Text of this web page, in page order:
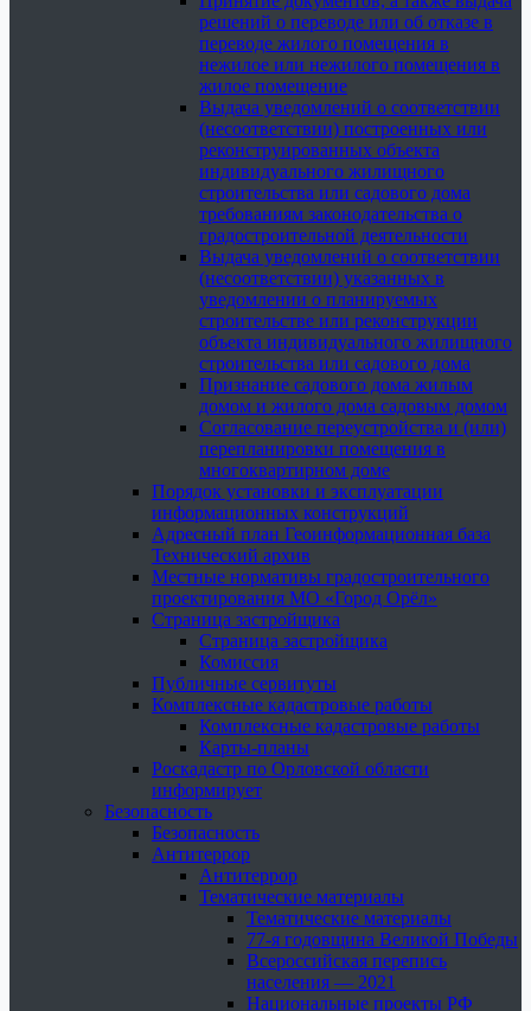
решений о переводе или об отказе в
переводе жилого помещения в
нежилое или нежилого помещения в
жилое помещение
Выдача уведомлений о соответствии
(несоответствии) построенных или
реконструированных объекта
индивидуального жилищного
строительства или садового дома
требованиям законодательства о
градостроительной деятельности
Выдача уведомлений о соответствии
(несоответствии) указанных в
уведомлении о планируемых
строительстве или реконструкции
объекта индивидуального жилищного
строительства или садового дома
Признание садового дома жилым
домом и жилого дома садовым домом
Согласование переустройства и (или)
перепланировки помещения в
многоквартирном доме
Порядок установки и эксплуатации
информационных конструкций
Адресный план Геоинформационная база
Технический архив
Местные нормативы градостроительного
проектирования МО «Город Орёл»
Страница застройщика
Страница застройщика
Комиссия
Публичные сервитуты
Комплексные кадастровые работы
Комплексные кадастровые работы
Карты-планы
Роскадастр по Орловской области
информирует
Безопасность
Безопасность
Антитеррор
Антитеррор
Тематические материалы
Тематические материалы
77-я годовщина Великой Победы
Всероссийская перепись
населения — 2021
Национальные проекты РФ